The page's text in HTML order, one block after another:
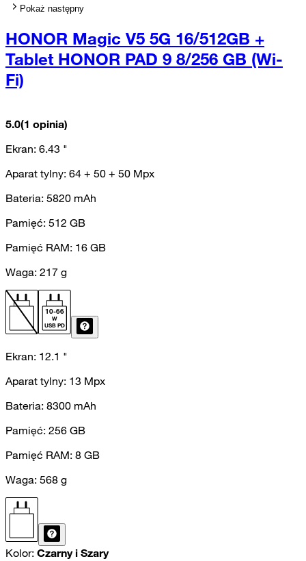
Pokaż następny
HONOR Magic V5 5G 16/512GB +
Tablet HONOR PAD 9 8/256 GB (Wi-
Fi)
5.0(1 opinia)
Ekran: 6.43 "
Aparat tylny: 64 + 50 + 50 Mpx
Bateria: 5820 mAh
Pamięć: 512 GB
Pamięć RAM: 16 GB
Waga: 217 g
10-66
W
USB PD
Ekran: 12.1 "
Aparat tylny: 13 Mpx
Bateria: 8300 mAh
Pamięć: 256 GB
Pamięć RAM: 8 GB
Waga: 568 g
Kolor: Czarny i Szary